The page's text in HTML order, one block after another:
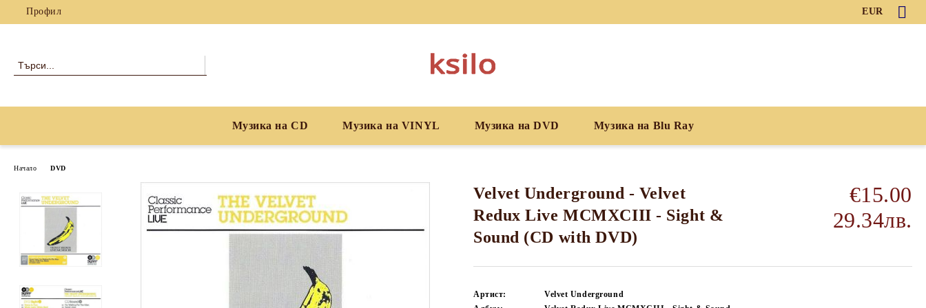
Профил EUR
Музика на CD Музика на VINYL Музика на DVD Музика на Blu Ray
Начало DVD
Velvet Underground - Velvet
Redux Live MCMXCIII - Sight &
Sound (CD with DVD)
€15.00
29.34лв.
Артист:
Velvet Underground